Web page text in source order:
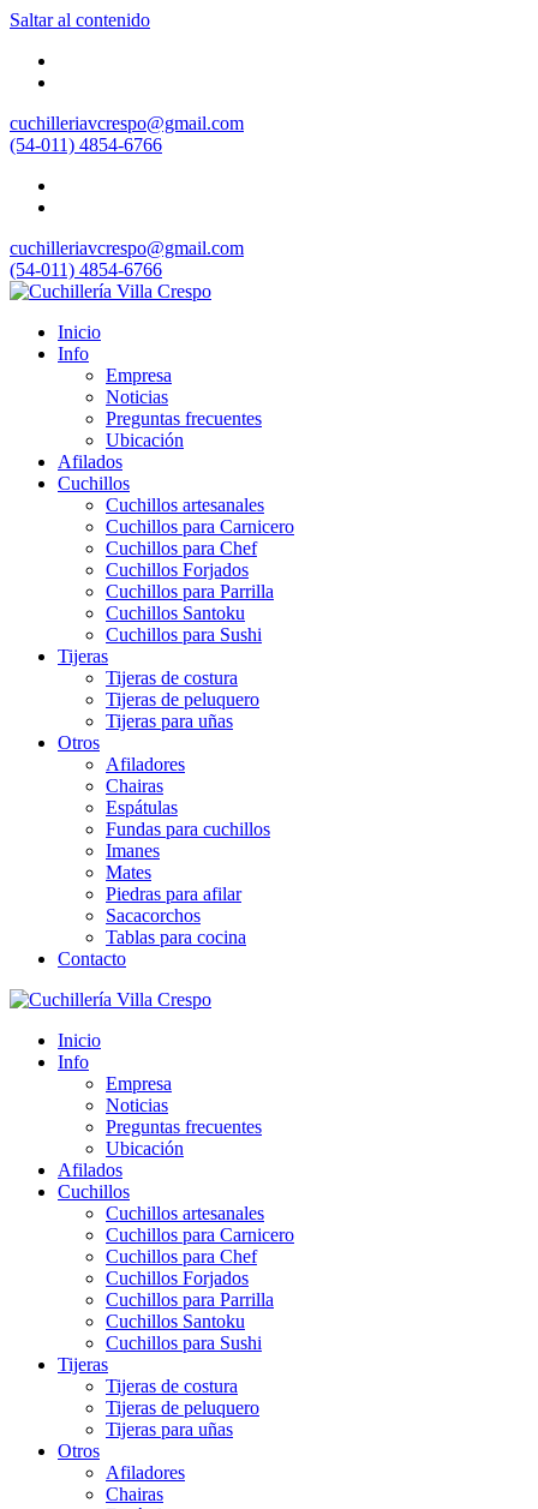
Saltar al contenido
cuchilleriavcrespo@gmail.com
(54-011) 4854-6766
cuchilleriavcrespo@gmail.com
(54-011) 4854-6766
Inicio
Info
Empresa
Noticias
Preguntas frecuentes
Ubicación
Afilados
Cuchillos
Cuchillos artesanales
Cuchillos para Carnicero
Cuchillos para Chef
Cuchillos Forjados
Cuchillos para Parrilla
Cuchillos Santoku
Cuchillos para Sushi
Tijeras
Tijeras de costura
Tijeras de peluquero
Tijeras para uñas
Otros
Afiladores
Chairas
Espátulas
Fundas para cuchillos
Imanes
Mates
Piedras para afilar
Sacacorchos
Tablas para cocina
Contacto
Inicio
Info
Empresa
Noticias
Preguntas frecuentes
Ubicación
Afilados
Cuchillos
Cuchillos artesanales
Cuchillos para Carnicero
Cuchillos para Chef
Cuchillos Forjados
Cuchillos para Parrilla
Cuchillos Santoku
Cuchillos para Sushi
Tijeras
Tijeras de costura
Tijeras de peluquero
Tijeras para uñas
Otros
Afiladores
Chairas